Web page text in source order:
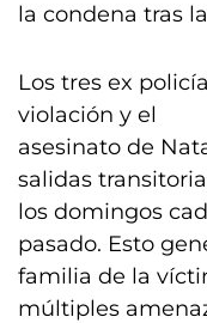
la condena tras
Los tres ex
violación y el
asesinato de
salidas
los domingos
pasado. Esto
familia de la
múltiples